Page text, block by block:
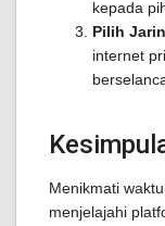
kepada
Pilih
internet
Menikmati
menjelajahi